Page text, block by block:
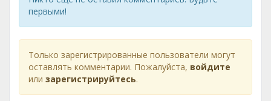
первыми!
Только зарегистрированные пользователи могут
оставлять комментарии. Пожалуйста, войдите
или зарегистрируйтесь.